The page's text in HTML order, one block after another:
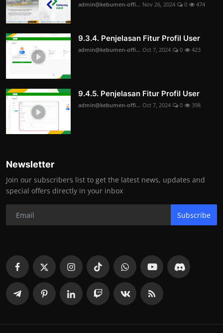
admin@kebumen-offi... Nov 26, 2024 0 474
9.3.4. Penjelasan Fitur Profil User
admin@kebumen-offi... Oct 7, 2024 0 423
9.4.5. Penjelasan Fitur Profil User
admin@kebumen-offi... Oct 7, 2024 0 398
Newsletter
Join our subscribers list to get the latest news, updates and
special offers directly in your inbox
Subscribe